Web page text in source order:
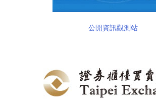
公開資訊觀測站